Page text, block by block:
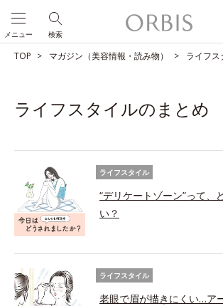
検索
メニュー
TOP マガジン（美容情報・読み物） ライフス
ライフスタイルのまとめ
ライフスタイル
“デリケートゾーン”って、
い？
ライフスタイル
老眼で眉が描きにくい…ア